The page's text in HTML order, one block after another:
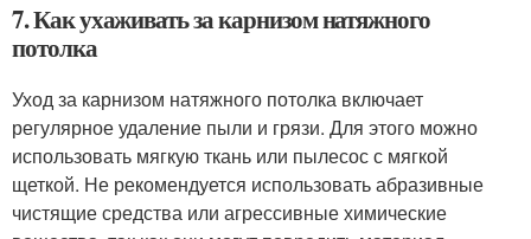
7. Как ухаживать за карнизом натяжного
потолка
Уход за карнизом натяжного потолка включает
регулярное удаление пыли и грязи. Для этого можно
использовать мягкую ткань или пылесос с мягкой
щеткой. Не рекомендуется использовать абразивные
чистящие средства или агрессивные химические